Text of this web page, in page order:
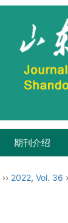
期刊介绍
›› 2022, Vol. 36